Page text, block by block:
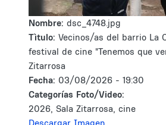
Nombre: dsc_4748.jpg
Tìtulo: Vecinos/as del barrio La
festival de cine "Tenemos que
Zitarrosa
Fecha: 03/08/2026 - 19:30
Categorías Foto/Video:
2026, Sala Zitarrosa, cine